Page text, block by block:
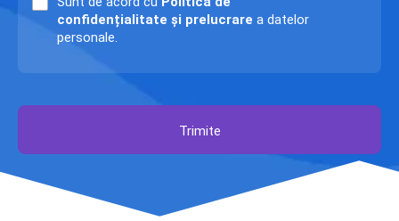
confidențialitate și prelucrare a datelor
personale.
Trimite